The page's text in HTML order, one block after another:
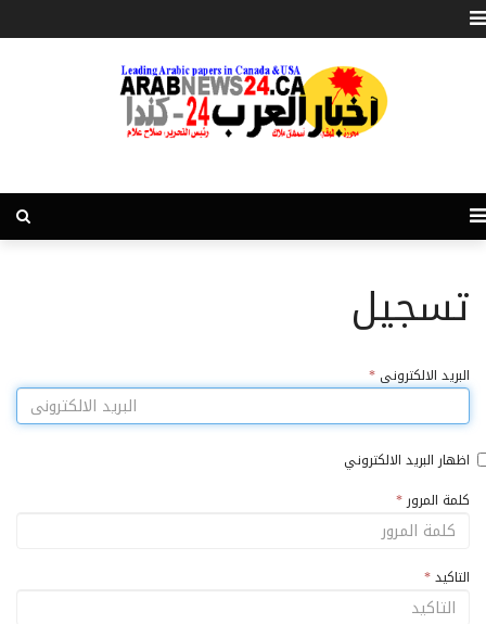
تسجيل
البريد الالكترونى *
اظهار البريد الالكتروني
كلمة المرور *
التاكيد*